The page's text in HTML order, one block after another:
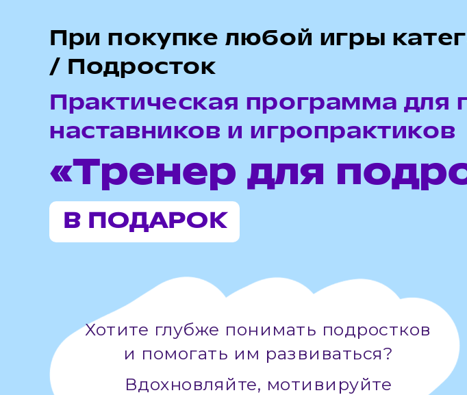
При покупке любой игры
/ Подросток
Практическая программа для
наставников и игропрактиков
«Тренер для
В ПОДАРОК
Хотите глубже понимать подростков
и помогать им развиваться?
Вдохновляйте, мотивируйте